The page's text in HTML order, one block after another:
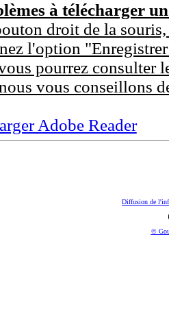
à télécharger
droit de la
l'option
pourrez consulter
vous conseillons
Adobe Reader
Diffusion de
©